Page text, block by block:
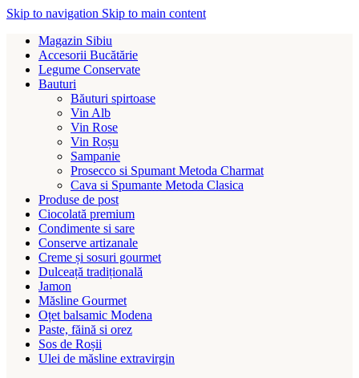
Skip to navigation Skip to main content
Magazin Sibiu
Accesorii Bucătărie
Legume Conservate
Bauturi
Băuturi spirtoase
Vin Alb
Vin Rose
Vin Roșu
Sampanie
Prosecco si Spumant Metoda Charmat
Cava si Spumante Metoda Clasica
Produse de post
Ciocolată premium
Condimente si sare
Conserve artizanale
Creme și sosuri gourmet
Dulceață tradițională
Jamon
Măsline Gourmet
Oțet balsamic Modena
Paste, făină si orez
Sos de Roșii
Ulei de măsline extravirgin